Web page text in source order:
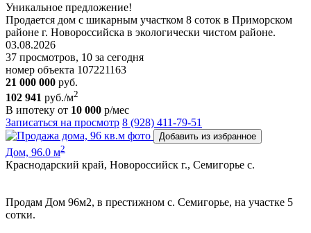
Уникальное предложение!
Продается дом с шикарным участком 8 соток в Приморском
районе г. Новороссийска в экологически чистом районе.
03.08.2026
37 просмотров, 10 за сегодня
номер объекта 107221163
21 000 000 руб.
102 941 руб./м2
В ипотеку от 10 000 р/мес
Записаться на просмотр 8 (928) 411-79-51
Добавить из избранное
Дом, 96.0 м2
Краснодарский край, Новороссийск г., Семигорье с.
Пpoдам Дом 96м2, в престижном с. Семигорье, на участке 5
сoтки.